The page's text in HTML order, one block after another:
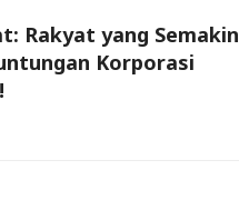
Rakyat yang Semakin
Korporasi